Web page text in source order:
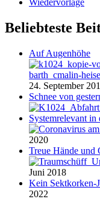
Beliebteste
Auf Augenhöhe
24. September
Schnee von
Systemrelevant in
2020
Treue Hände und
Juni 2018
Kein Sektkorken-
2022